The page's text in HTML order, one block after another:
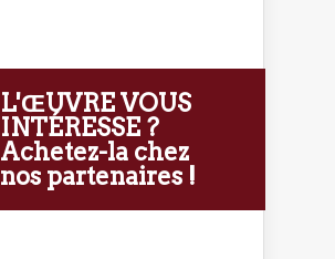
L'ŒUVRE VOUS
INTÉRESSE ?
Achetez-la chez
nos partenaires !